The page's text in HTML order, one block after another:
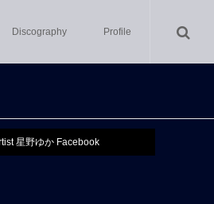
Discography Profile
星野ゆか Facebook